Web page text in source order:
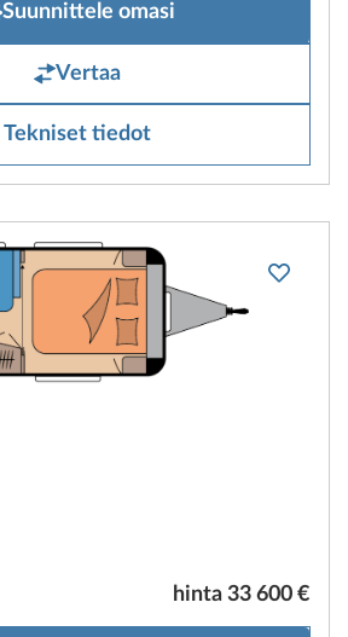
Suunnittele omasi
Vertaa
Tekniset tiedot
hinta 33 600 €